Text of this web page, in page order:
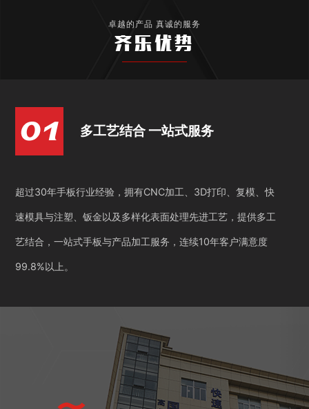
卓越的产品 真诚的服务
齐乐优势
多工艺结合 一站式服务
超过30年手板行业经验，拥有CNC加工、3D打印、复模、快
速模具与注塑、钣金以及多样化表面处理先进工艺，提供多工
艺结合，一站式手板与产品加工服务，连续10年客户满意度
99.8%以上。